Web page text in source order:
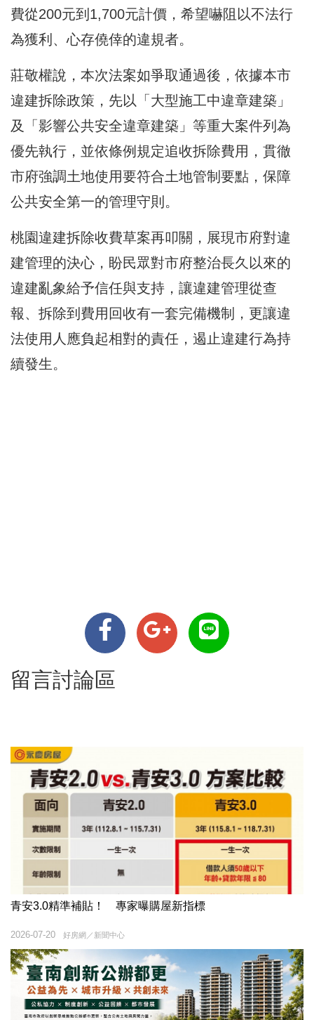
費從200元到1,700元計價，希望嚇阻以不法行
為獲利、心存僥倖的違規者。
莊敬權說，本次法案如爭取通過後，依據本市
違建拆除政策，先以「大型施工中違章建築」
及「影響公共安全違章建築」等重大案件列為
優先執行，並依條例規定追收拆除費用，貫徹
市府強調土地使用要符合土地管制要點，保障
公共安全第一的管理守則。
桃園違建拆除收費草案再叩關，展現市府對違
建管理的決心，盼民眾對市府整治長久以來的
違建亂象給予信任與支持，讓違建管理從查
報、拆除到費用回收有一套完備機制，更讓違
法使用人應負起相對的責任，遏止違建行為持
續發生。
留言討論區
青安3.0精準補貼！ 專家曝購屋新指標
好房網／新聞中心
2026-07-20